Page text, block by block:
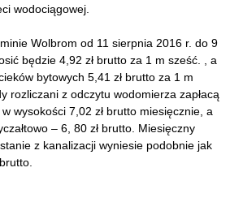
wodociągowej.
Wolbrom od 11 sierpnia 2016 r. do 9
będzie 4,92 zł brutto za 1 m sześć. , a
bytowych 5,41 zł brutto za 1 m
rozliczani z odczytu wodomierza zapłacą
wysokości 7,02 zł brutto miesięcznie, a
– 6, 80 zł brutto. Miesięczny
z kanalizacji wyniesie podobnie jak